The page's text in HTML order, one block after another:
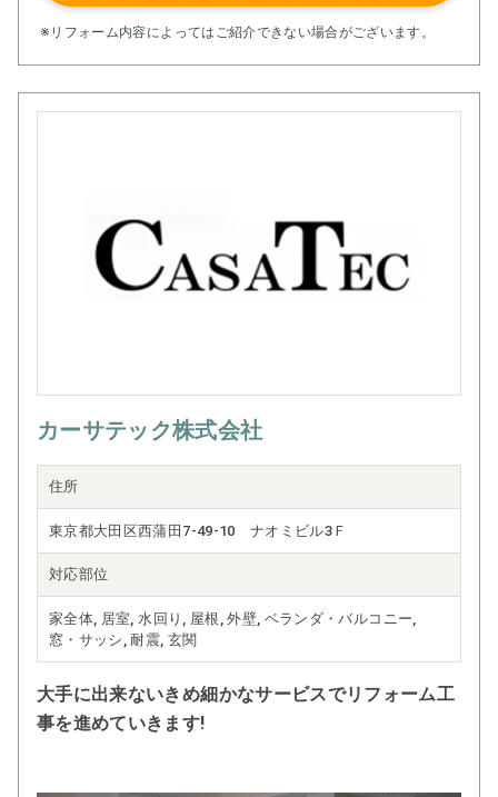
※リフォーム内容によってはご紹介できない場合がございます。
カーサテック株式会社
住所
東京都大田区西蒲田7-49-10 ナオミビル3Ｆ
対応部位
家全体, 居室, 水回り, 屋根, 外壁, ベランダ・バルコニー,
窓・サッシ, 耐震, 玄関
大手に出来ないきめ細かなサービスでリフォーム工
事を進めていきます!